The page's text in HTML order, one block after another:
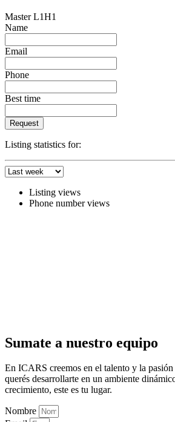
Master L1H1
Name
Email
Phone
Best time
Request
Listing statistics for:
Listing views
Phone number views
Sumate a nuestro equipo
En ICARS creemos en el talento y la pasión
querés desarrollarte en un ambiente
crecimiento, este es tu lugar.
Nombre